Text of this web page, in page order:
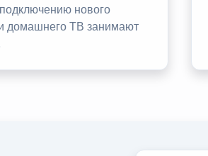
нового
домашнего ТВ занимают